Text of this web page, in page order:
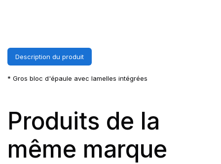
Description du produit
* Gros bloc d'épaule avec lamelles intégrées
Produits de la
même marque